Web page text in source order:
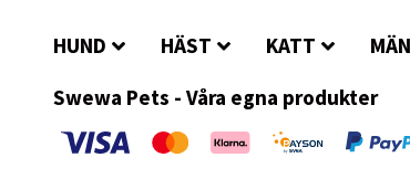
HUND HÄST KATT
Swewa Pets - Våra egna produkter